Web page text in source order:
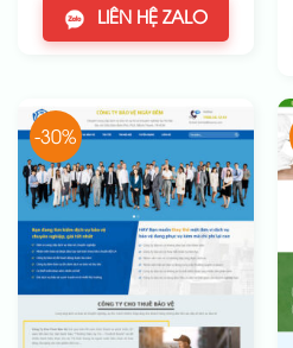
LIÊN HỆ ZALO
-30%